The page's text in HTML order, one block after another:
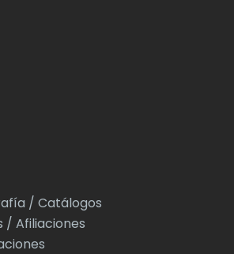
/ Catálogos
/ Afiliaciones